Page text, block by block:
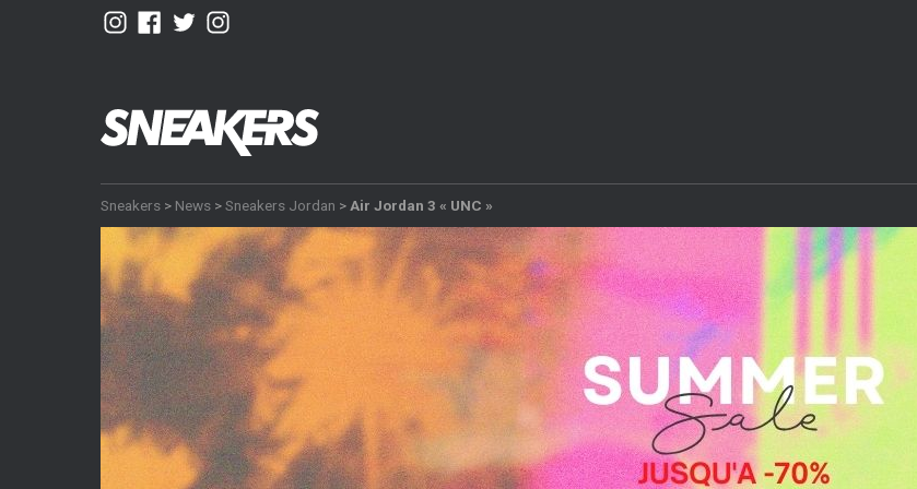
Sneakers > News >Sneakers Jordan > Air Jordan 3 « UNC »